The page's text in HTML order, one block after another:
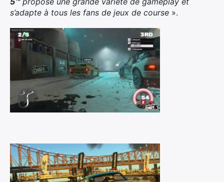
s’adapte à tous les fans de jeux de course ».